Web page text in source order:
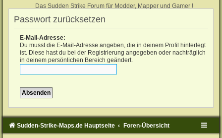
Das Sudden Strike Forum für Modder, Mapper und Gamer !
Passwort zurücksetzen
E-Mail-Adresse:
Du musst die E-Mail-Adresse angeben, die in deinem Profil hinterlegt
ist. Diese hast du bei der Registrierung angegeben oder nachträglich
in deinem persönlichen Bereich geändert.
Sudden-Strike-Maps.de Hauptseite Foren-Übersicht